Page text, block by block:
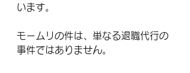
います。
モームリの件は、単なる退職代行の
事件ではありません。